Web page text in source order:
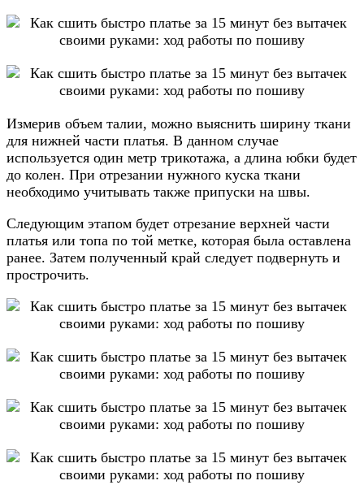
Измерив объем талии, можно выяснить ширину ткани
для нижней части платья. В данном случае
используется один метр трикотажа, а длина юбки будет
до колен. При отрезании нужного куска ткани
необходимо учитывать также припуски на швы.
Следующим этапом будет отрезание верхней части
платья или топа по той метке, которая была оставлена
ранее. Затем полученный край следует подвернуть и
прострочить.